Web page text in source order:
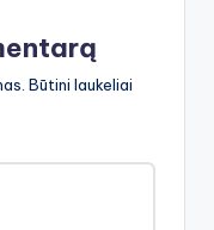
Būtini laukeliai